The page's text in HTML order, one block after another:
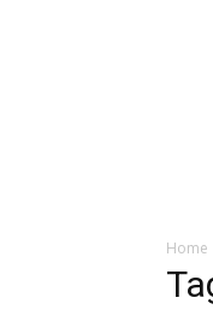
Home